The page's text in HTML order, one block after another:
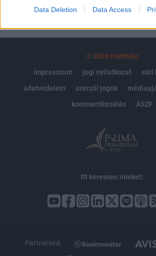
Data Deletion Data Access
© 2026 Portfolio
impresszum
jogi nyilatkozat
süti
adatvédelem
szerzői jogok
kommentkezelés
ÁSZF
Itt keressen minket:
Partnereink